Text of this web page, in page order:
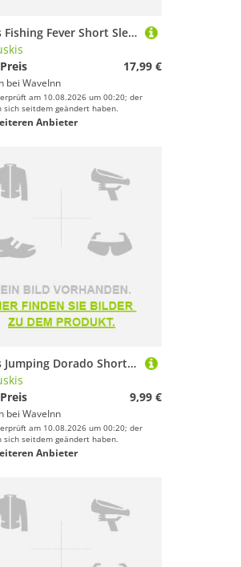
Kruskis Fishing Fever Short Sleeve T-shirt Schwarz XL Mann
17,99 €
bei WaveInn
am 10.08.2026 um 00:20; der
sich seitdem geändert haben.
Anbieter
Kruskis Jumping Dorado Short Sleeve T-shirt Schwarz S Frau
9,99 €
bei WaveInn
am 10.08.2026 um 00:20; der
sich seitdem geändert haben.
Anbieter